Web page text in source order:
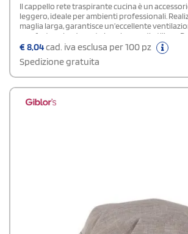
Il cappello rete traspirante cucina è un
leggero, ideale per ambienti professionali.
maglia larga, garantisce un’eccellente
comfort anche durante lunghe ore di utilizzo.
gran parte della circonferenza, offre una
sicura. La visiera adesivata aggiunge protezione
rendendolo perfetto per cucina, laboratori,
ambienti sanitari.Composizione: 100% Cotone
€8,04cad. iva esclusa per 100 pz
Spedizione gratuita